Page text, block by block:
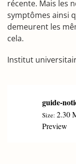
récente. Mais les
symptômes ainsi
demeurent les
cela.
Institut
guide-
Size: 2.30
Preview